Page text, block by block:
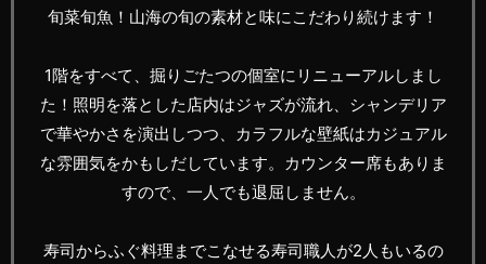
旬菜旬魚！山海の旬の素材と味にこだわり続けます！
1階をすべて、掘りごたつの個室にリニューアルしまし
た！照明を落とした店内はジャズが流れ、シャンデリア
で華やかさを演出しつつ、カラフルな壁紙はカジュアル
な雰囲気をかもしだしています。カウンター席もありま
すので、一人でも退屈しません。
寿司からふぐ料理までこなせる寿司職人が2人もいるの